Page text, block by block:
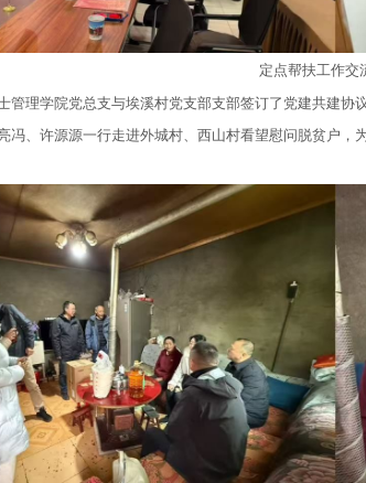
定点帮扶工作交
管理学院党总支与埃溪村党支部支部签订了党建共建协
冯、许源源一行走进外城村、西山村看望慰问脱贫户